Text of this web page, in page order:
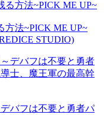
法~PICK ME UP~
STUDIO)
バフは不要と勇者パ